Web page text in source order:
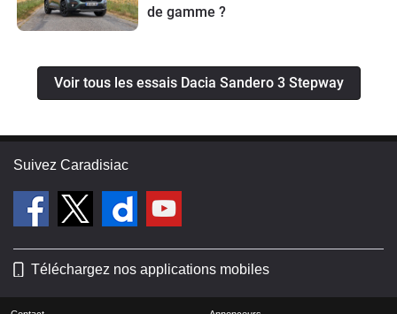
de gamme ?
Voir tous les essais Dacia Sandero 3 Stepway
Suivez Caradisiac
Téléchargez nos applications mobiles